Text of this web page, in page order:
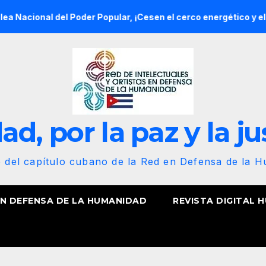
Poder Popular, ¡Cesen el cerco energético y el castigo
por la paz y la
del capítulo cubano de la Red en Defensa de la
DEFENSA DE LA HUMANIDAD REVISTA DIGITAL